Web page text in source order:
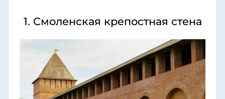
1. Смоленская крепостная стена